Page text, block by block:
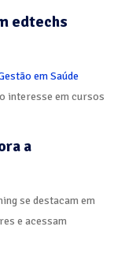
edtechs
em Saúde
interesse em cursos
a
se destacam em
e acessam